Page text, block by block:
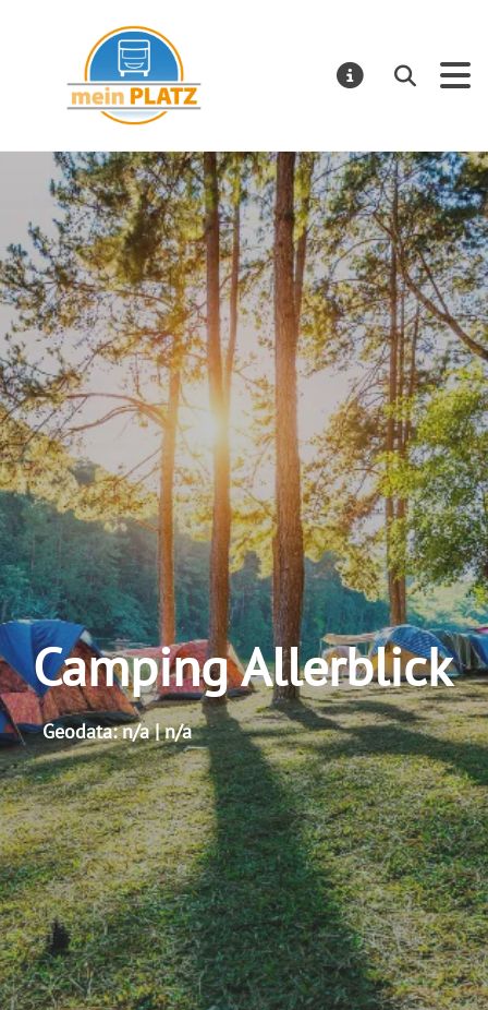
Suchen
Camping Allerblick
Geodata: n/a | n/a